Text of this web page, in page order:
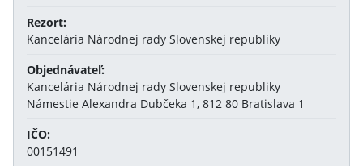
Rezort:
Kancelária Národnej rady Slovenskej republiky
Objednávateľ:
Kancelária Národnej rady Slovenskej republiky
Námestie Alexandra Dubčeka 1, 812 80 Bratislava 1
IČO:
00151491